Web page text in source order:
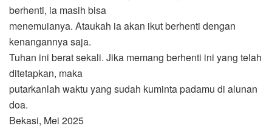
berhenti, ia masih bisa
menemuianya. Ataukah ia akan ikut berhenti dengan
kenangannya saja.
Tuhan ini berat sekali. Jika memang berhenti ini yang telah
ditetapkan, maka
putarkanlah waktu yang sudah kuminta padamu di alunan
doa.
Bekasi, Mei 2025